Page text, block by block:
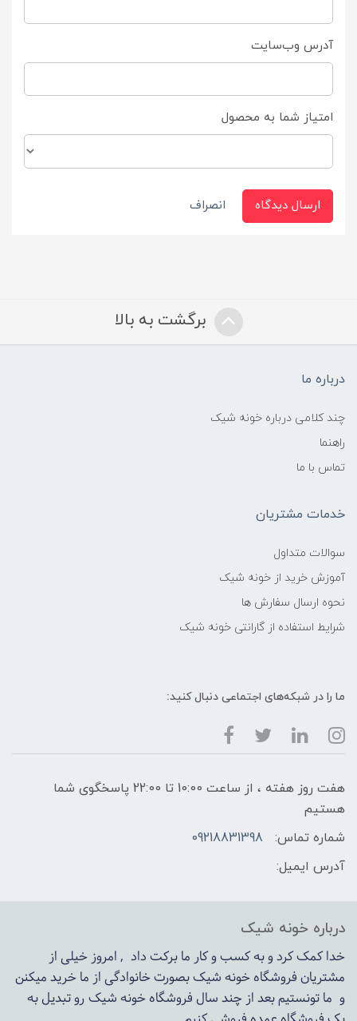
آدرس وب‌سایت
امتیاز شما به محصول
ارسال دیدگاه انصراف
برگشت به بالا
درباره ما
چند کلامی درباره خونه شیک
راهنما
تماس با ما
خدمات مشتریان
سوالات متداول
آموزش خرید از خونه شیک
نحوه ارسال سفارش ها
شرایط استفاده از گارانتی خونه شیک
ما را در شبکه‌های اجتماعی دنبال کنید:
هفت روز هفته ، از ساعت 10:00 تا 22:00 پاسخگوی شما
هستیم
شماره تماس:
09218831398
آدرس ایمیل:
درباره خونه شیک
خدا کمک کرد و به کسب و کار ما برکت داد , امروز خیلی از
مشتریان فروشگاه خونه شیک بصورت خانوادگی از ما خرید میکنن
و ما تونستیم بعد از چند سال فروشگاهخونه شیکرو تبدیل به